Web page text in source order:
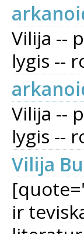
Vilija --
lygis --
Vilija --
lygis --
Vilija
ir